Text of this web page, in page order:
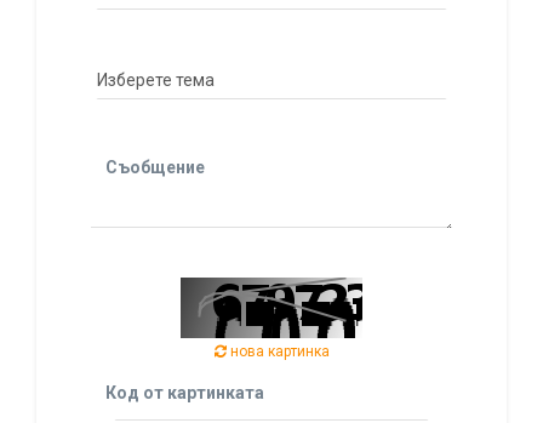
Съобщение
нова картинка
Код от картинката